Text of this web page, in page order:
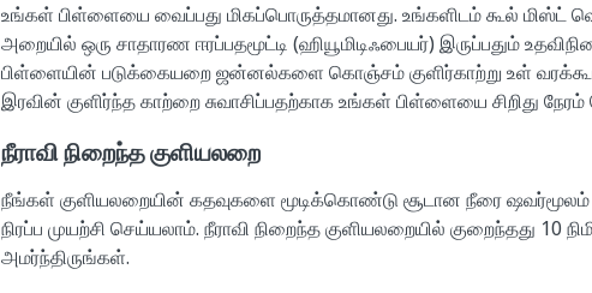
உங்கள் பிள்ளையை வைப்பது மிகப்பொருத்தமானது. உங்களிடம் கூல்
அறையில் ஒரு சாதாரண ஈரப்பதமூட்டி (ஹியூமிடிஃபையர்) இருப்பதும்
பிள்ளையின் படுக்கையறை ஜன்னல்களை கொஞ்சம் குளிர்காற்று உள்
இரவின் குளிர்ந்த காற்றை சுவாசிப்பதற்காக உங்கள் பிள்ளையை சிறிது
நீராவி நிறைந்த குளியலறை
நீங்கள் குளியலறையின் கதவுகளை மூடிக்கொண்டு சூடான நீரை ஷவர்மூலம்
நிரப்ப முயற்சி செய்யலாம். நீராவி நிறைந்த குளியலறையில் குறைந்தது 10
அமர்ந்திருங்கள்.